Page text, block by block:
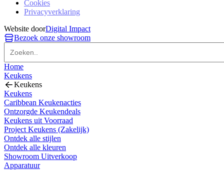
Cookies
Privacyverklaring
Website doorDigital Impact
Bezoek onze showroom
Home
Keukens
Keukens
Keukens
Caribbean Keukenacties
Ontzorgde Keukendeals
Keukens uit Voorraad
Project Keukens (Zakelijk)
Ontdek alle stijlen
Ontdek alle kleuren
Showroom Uitverkoop
Apparatuur